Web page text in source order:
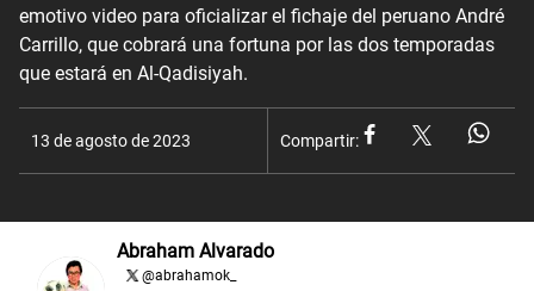
emotivo video para oficializar el fichaje del peruano André
Carrillo, que cobrará una fortuna por las dos temporadas
que estará en Al-Qadisiyah.
13 de agosto de 2023 Compartir:
Abraham Alvarado
@abrahamok_